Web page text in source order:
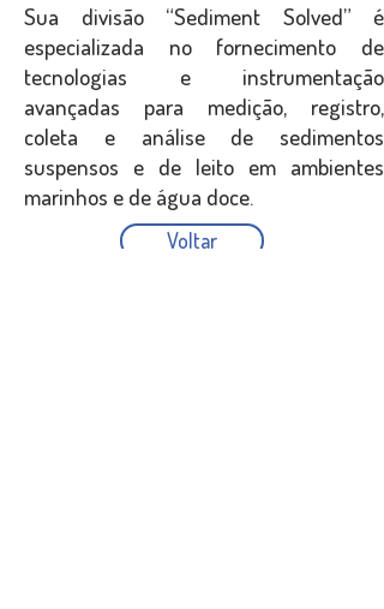
Sua divisão “Sediment Solved” é
especializada no fornecimento de
tecnologias e instrumentação
avançadas para medição, registro,
coleta e análise de sedimentos
suspensos e de leito em ambientes
marinhos e de água doce.
Voltar